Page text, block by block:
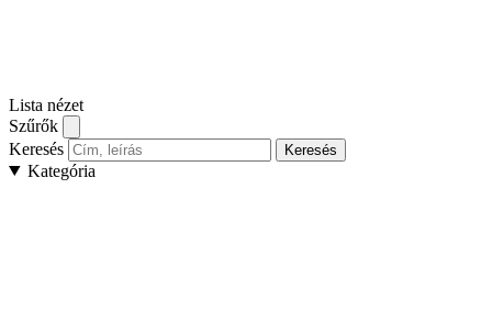
Lista nézet
Szűrők
Keresés
Keresés
Kategória